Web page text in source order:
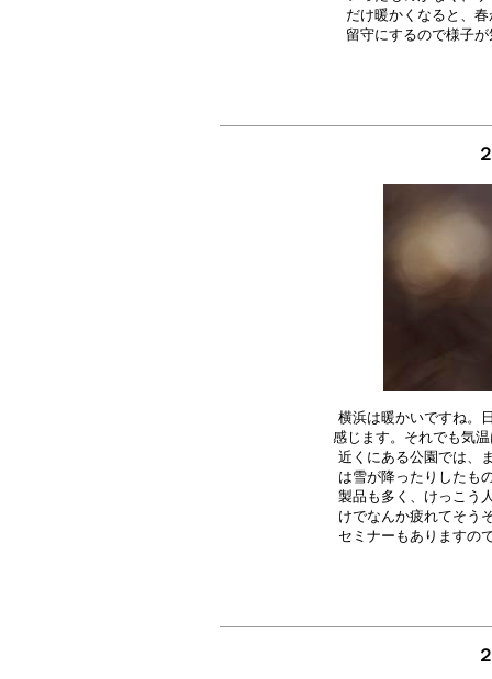
だけ暖かくなると、
横浜は暖かいですね。
感じます。それでも気
近くにある公園では、
は雪が降ったりしたも
製品も多く、けっこう
けでなんか疲れてそう